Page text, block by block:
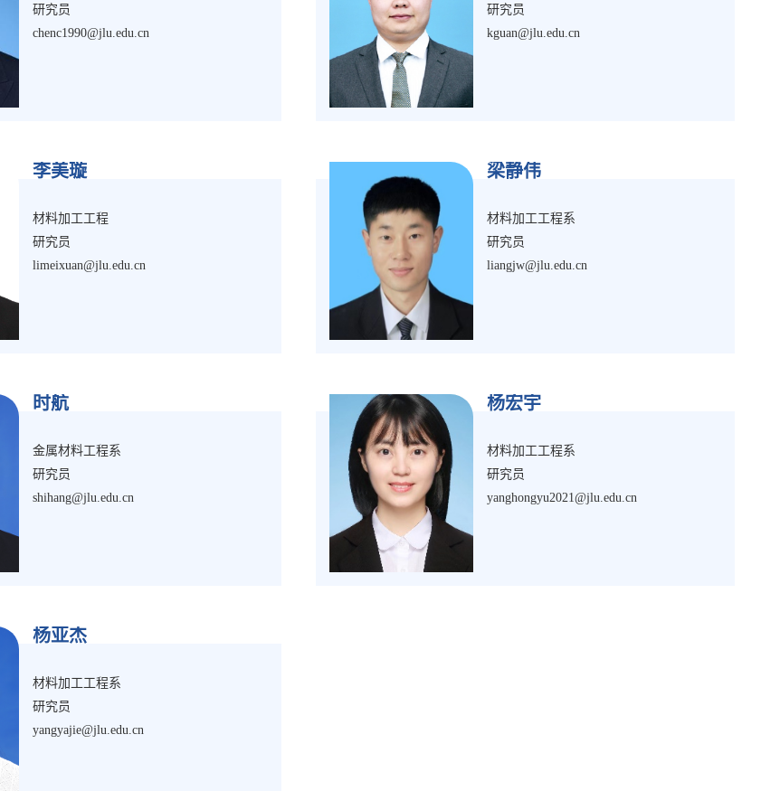
研究员
chenc1990@jlu.edu.cn
研究员
kguan@jlu.edu.cn
李美璇
材料加工工程
研究员
limeixuan@jlu.edu.cn
梁静伟
材料加工工程系
研究员
liangjw@jlu.edu.cn
时航
金属材料工程系
研究员
shihang@jlu.edu.cn
杨宏宇
材料加工工程系
研究员
yanghongyu2021@jlu.edu.cn
杨亚杰
材料加工工程系
研究员
yangyajie@jlu.edu.cn